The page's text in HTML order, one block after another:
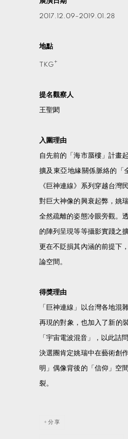
2017.12.09–2019.01.28
地點
TKG+
提名觀察人
王聖閎
入圍理由
自先前的「海市蜃樓」計畫
擴及東亞地緣關係脈絡的「
《巨神連線》系列穿越台灣
對巨大神像的興衰起弊，姚
全然疏離的姿態冷眼旁觀。
的陣列呈現等等攝影實踐之
更在不貶損其內涵的前提下
論空間。
得獎理由
「巨神連線」以台灣各地混
再現的對象，也加入了新的
「宇宙電波混音」，以此詰
決選團肯定姚瑞中在藝術創
明」偶像背後的「信仰」空
裂。
分享